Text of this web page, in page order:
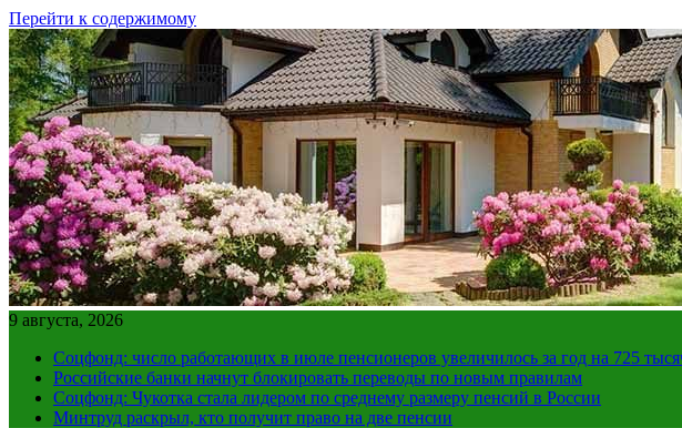
Перейти к содержимому
9 августа, 2026
Соцфонд: число работающих в июле пенсионеров увеличилось за год на 725
Российские банки начнут блокировать переводы по новым правилам
Соцфонд: Чукотка стала лидером по среднему размеру пенсий в России
Минтруд раскрыл, кто получит право на две пенсии